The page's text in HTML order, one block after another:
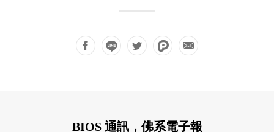
BIOS 通訊，佛系電子報